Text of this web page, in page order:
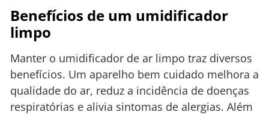
Benefícios de um umidificador
limpo
Manter o umidificador de ar limpo traz diversos
benefícios. Um aparelho bem cuidado melhora a
qualidade do ar, reduz a incidência de doenças
respiratórias e alivia sintomas de alergias. Além